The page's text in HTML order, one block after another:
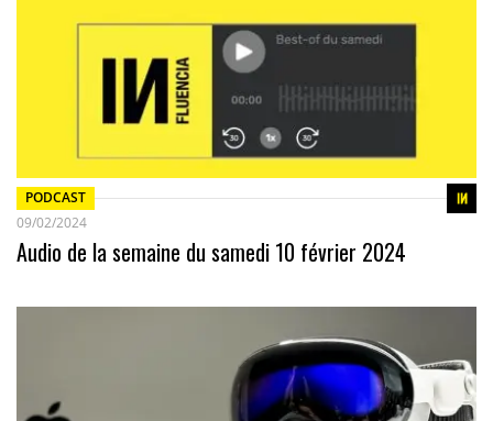
PODCAST
09/02/2024
Audio de la semaine du samedi 10 février 2024